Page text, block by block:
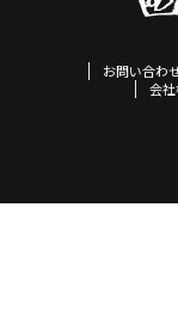
お問い合わ
会